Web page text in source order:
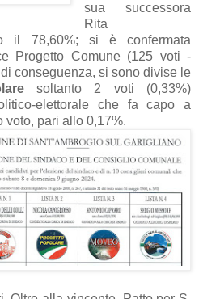
sua successora
Rita
il 78,60%; si è confermata
Progetto Comune (125 voti -
conseguenza, si sono divise le
soltanto 2 voti (0,33%)
elettorale che fa capo a
voto, pari allo 0,17%.